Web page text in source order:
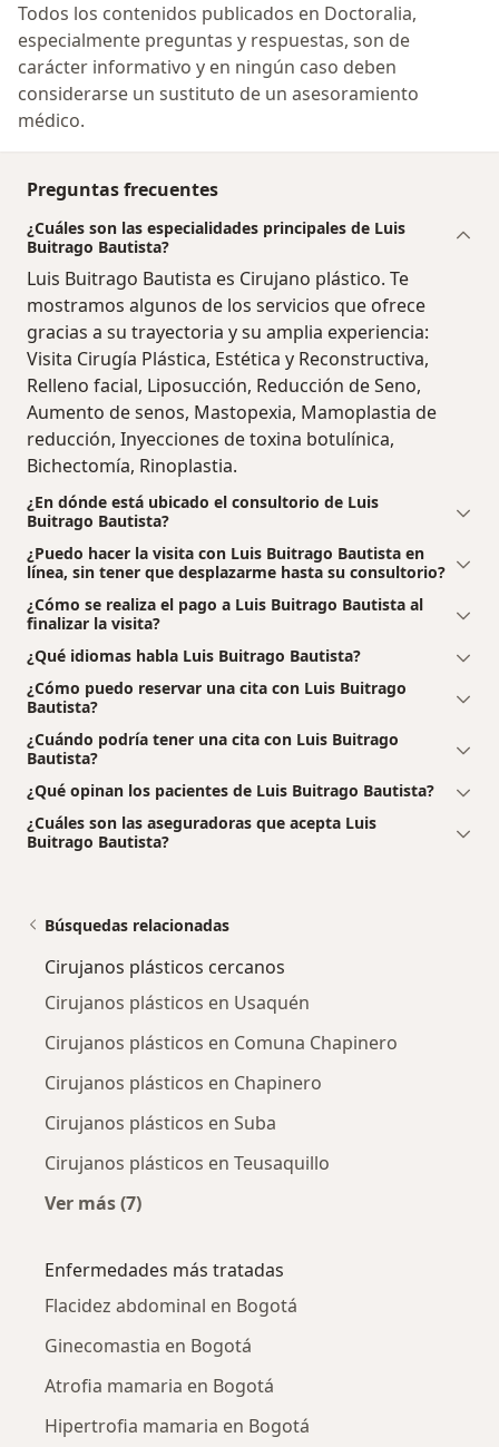
Todos los contenidos publicados en Doctoralia,
especialmente preguntas y respuestas, son de
carácter informativo y en ningún caso deben
considerarse un sustituto de un asesoramiento
médico.
Preguntas frecuentes
¿Cuáles son las especialidades principales de Luis
Buitrago Bautista?
Luis Buitrago Bautista es Cirujano plástico. Te
mostramos algunos de los servicios que ofrece
gracias a su trayectoria y su amplia experiencia:
Visita Cirugía Plástica, Estética y Reconstructiva,
Relleno facial, Liposucción, Reducción de Seno,
Aumento de senos, Mastopexia, Mamoplastia de
reducción, Inyecciones de toxina botulínica,
Bichectomía, Rinoplastia.
¿En dónde está ubicado el consultorio de Luis
Buitrago Bautista?
¿Puedo hacer la visita con Luis Buitrago Bautista en
línea, sin tener que desplazarme hasta su consultorio?
¿Cómo se realiza el pago a Luis Buitrago Bautista al
finalizar la visita?
¿Qué idiomas habla Luis Buitrago Bautista?
¿Cómo puedo reservar una cita con Luis Buitrago
Bautista?
¿Cuándo podría tener una cita con Luis Buitrago
Bautista?
¿Qué opinan los pacientes de Luis Buitrago Bautista?
¿Cuáles son las aseguradoras que acepta Luis
Buitrago Bautista?
Búsquedas relacionadas
Cirujanos plásticos cercanos
Cirujanos plásticos en Usaquén
Cirujanos plásticos en Comuna Chapinero
Cirujanos plásticos en Chapinero
Cirujanos plásticos en Suba
Cirujanos plásticos en Teusaquillo
Ver más (7)
Enfermedades más tratadas
Flacidez abdominal en Bogotá
Ginecomastia en Bogotá
Atrofia mamaria en Bogotá
Hipertrofia mamaria en Bogotá